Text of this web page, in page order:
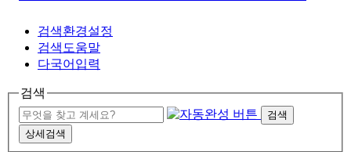
검색환경설정
검색도움말
다국어입력
검색
검색
상세검색